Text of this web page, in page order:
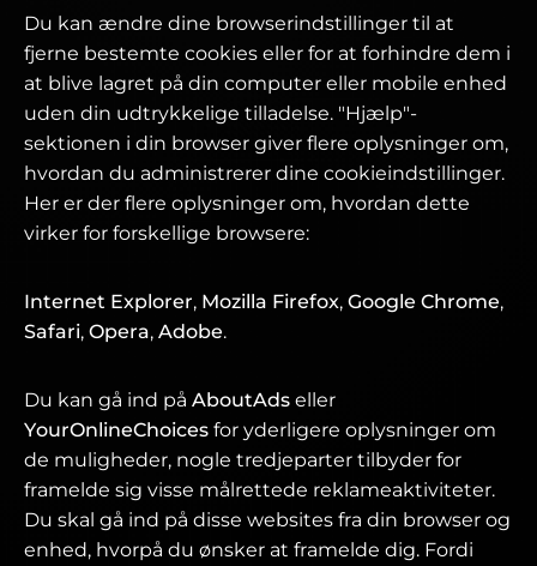
Du kan ændre dine browserindstillinger til at
fjerne bestemte cookies eller for at forhindre dem i
at blive lagret på din computer eller mobile enhed
uden din udtrykkelige tilladelse. "Hjælp"-
sektionen i din browser giver flere oplysninger om,
hvordan du administrerer dine cookieindstillinger.
Her er der flere oplysninger om, hvordan dette
virker for forskellige browsere:
Internet Explorer, Mozilla Firefox, Google Chrome,
Safari, Opera, Adobe.
Du kan gå ind på AboutAds eller
YourOnlineChoices for yderligere oplysninger om
de muligheder, nogle tredjeparter tilbyder for
framelde sig visse målrettede reklameaktiviteter.
Du skal gå ind på disse websites fra din browser og
enhed, hvorpå du ønsker at framelde dig. Fordi